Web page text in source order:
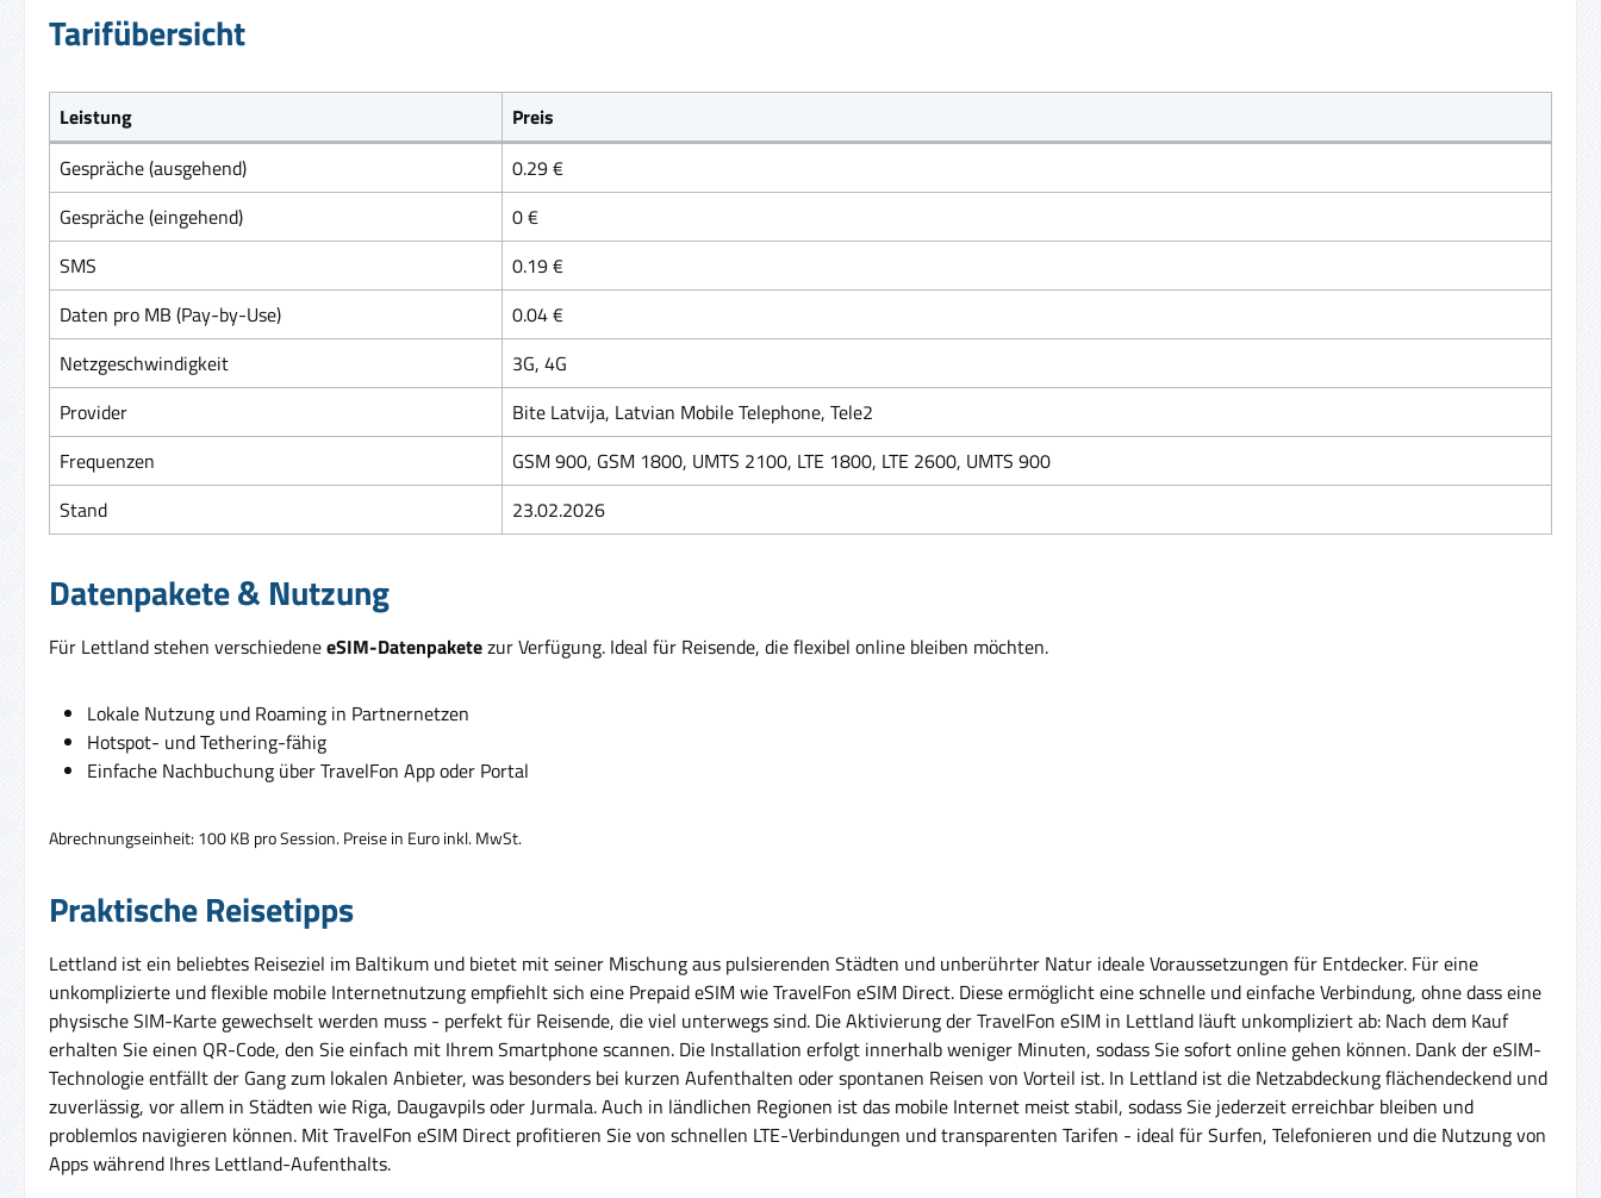
Tarifübersicht
Leistung
Preis
Gespräche (ausgehend)
0.29 €
Gespräche (eingehend)
0 €
SMS
0.19 €
Daten pro MB (Pay-by-Use)
0.04 €
Netzgeschwindigkeit
3G, 4G
Provider
Bite Latvija, Latvian Mobile Telephone, Tele2
Frequenzen
GSM 900, GSM 1800, UMTS 2100, LTE 1800, LTE 2600, UMTS 900
Stand
23.02.2026
Datenpakete & Nutzung
Für Lettland stehen verschiedeneeSIM-Datenpaketezur Verfügung. Ideal für Reisende, die flexibel online bleiben möchten.
Lokale Nutzung und Roaming in Partnernetzen
Hotspot- und Tethering-fähig
Einfache Nachbuchung über TravelFon App oder Portal
Abrechnungseinheit: 100 KB pro Session. Preise in Euro inkl. MwSt.
Praktische Reisetipps
Lettland ist ein beliebtes Reiseziel im Baltikum und bietet mit seiner Mischung aus pulsierenden Städten und unberührter Natur ideale Voraussetzungen für Entdecker. Für eine
unkomplizierte und flexible mobile Internetnutzung empfiehlt sich eine Prepaid eSIM wie TravelFon eSIM Direct. Diese ermöglicht eine schnelle und einfache Verbindung, ohne dass eine
physische SIM-Karte gewechselt werden muss - perfekt für Reisende, die viel unterwegs sind. Die Aktivierung der TravelFon eSIM in Lettland läuft unkompliziert ab: Nach dem Kauf
erhalten Sie einen QR-Code, den Sie einfach mit Ihrem Smartphone scannen. Die Installation erfolgt innerhalb weniger Minuten, sodass Sie sofort online gehen können. Dank der eSIM-
Technologie entfällt der Gang zum lokalen Anbieter, was besonders bei kurzen Aufenthalten oder spontanen Reisen von Vorteil ist. In Lettland ist die Netzabdeckung flächendeckend und
zuverlässig, vor allem in Städten wie Riga, Daugavpils oder Jurmala. Auch in ländlichen Regionen ist das mobile Internet meist stabil, sodass Sie jederzeit erreichbar bleiben und
problemlos navigieren können. Mit TravelFon eSIM Direct profitieren Sie von schnellen LTE-Verbindungen und transparenten Tarifen - ideal für Surfen, Telefonieren und die Nutzung von
Apps während Ihres Lettland-Aufenthalts.